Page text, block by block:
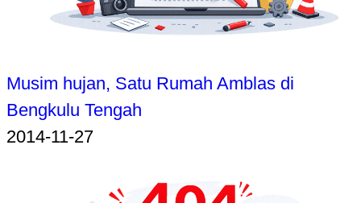
Musim hujan, Satu Rumah Amblas di
Bengkulu Tengah
2014-11-27